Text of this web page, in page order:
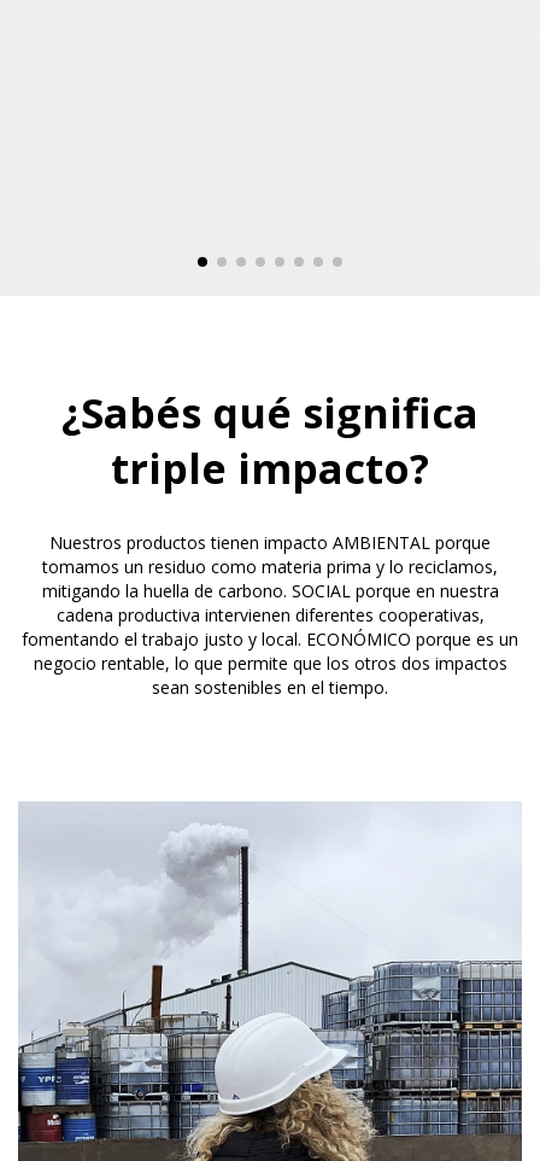
¿Sabés qué significa
triple impacto?
Nuestros productos tienen impacto AMBIENTAL porque
tomamos un residuo como materia prima y lo reciclamos,
mitigando la huella de carbono. SOCIAL porque en nuestra
cadena productiva intervienen diferentes cooperativas,
fomentando el trabajo justo y local. ECONÓMICO porque es un
negocio rentable, lo que permite que los otros dos impactos
sean sostenibles en el tiempo.